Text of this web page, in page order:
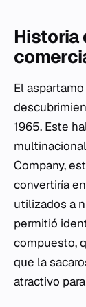
Historia
El
1965. Este
Company,
convertiría
utilizados a
permitió
compuesto,
que la
atractivo